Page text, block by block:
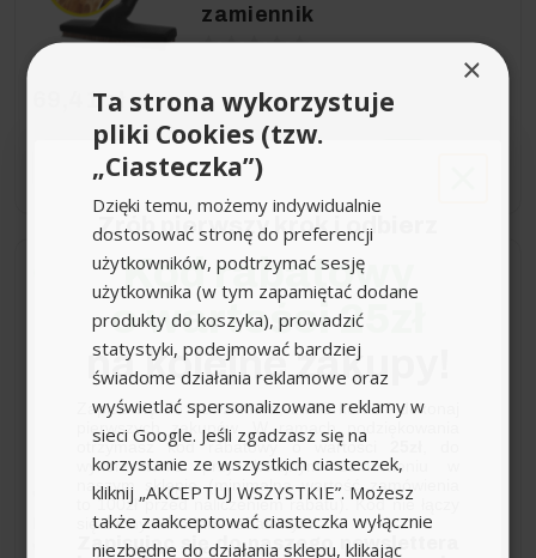
zamiennik
69,41 zł
+
Wysyłka do 24h
Fizelinowe Worki
Filtracyjne SE KFI 657,
Waga (kg):
0,3
Biała
Waga z opakowaniem (kg): 0,4
×
Ta strona wykorzystuje
pliki Cookies (tzw.
„Ciasteczka”)
Dzięki temu, możemy indywidualnie
dostosować stronę do preferencji
użytkowników, podtrzymać sesję
użytkownika (w tym zapamiętać dodane
produkty do koszyka), prowadzić
statystyki, podejmować bardziej
świadome działania reklamowe oraz
wyświetlać spersonalizowane reklamy w
sieci Google. Jeśli zgadzasz się na
korzystanie ze wszystkich ciasteczek,
kliknij „AKCEPTUJ WSZYSTKIE”. Możesz
także zaakceptować ciasteczka wyłącznie
niezbędne do działania sklepu, klikając
Zrób pierwszy krok i odbierz
Kod rabatowy
o wartości 25zł
na kolejne zakupy!
Zapisz się do newslettera, załóż konto i dokonaj
pierwszych zakupów. W ramach podziękowania
otrzymasz kod rabatowy o wartości
wykorzystania przy kolejnym zamówieniu w
naszym sklepie (minimalna wartość zamówienia
to 100zł przed naliczeniem rabatu). Kod nie łączy
się z innymi kodami rabatowymi.
Zapisując się do naszego newslettera